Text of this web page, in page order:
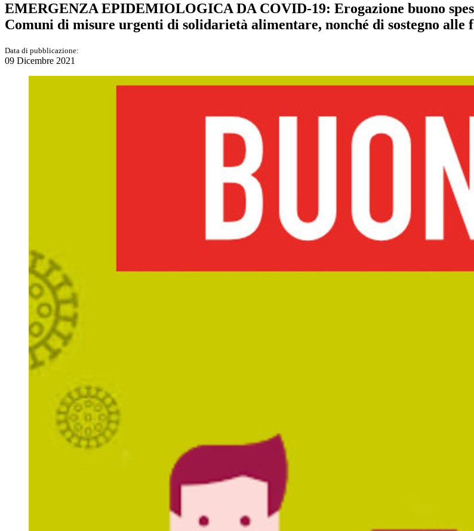
EMERGENZA EPIDEMIOLOGICA DA COVID-19: Erogazione buono
Comuni di misure urgenti di solidarietà alimentare, nonché di sostegno alle
Data di pubblicazione:
09 Dicembre 2021